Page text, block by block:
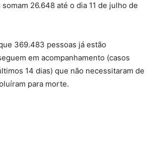
26.648 até o dia 11 de julho de
369.483 pessoas já estão
em acompanhamento (casos
14 dias) que não necessitaram de
para morte.